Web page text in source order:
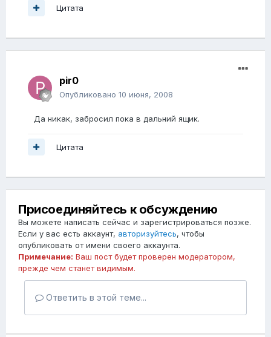
Цитата
pir0
Опубликовано 10 июня, 2008
Да никак, забросил пока в дальний ящик.
Цитата
Присоединяйтесь к обсуждению
Вы можете написать сейчас и зарегистрироваться позже.
Если у вас есть аккаунт, авторизуйтесь, чтобы
опубликовать от имени своего аккаунта.
Примечание: Ваш пост будет проверен модератором,
прежде чем станет видимым.
Ответить в этой теме...